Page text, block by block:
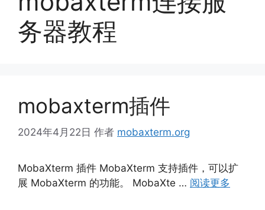
务器教程
mobaxterm插件
2024年4月22日 作者 mobaxterm.org
MobaXterm 插件 MobaXterm 支持插件，可以扩
展 MobaXterm 的功能。 MobaXte … 阅读更多